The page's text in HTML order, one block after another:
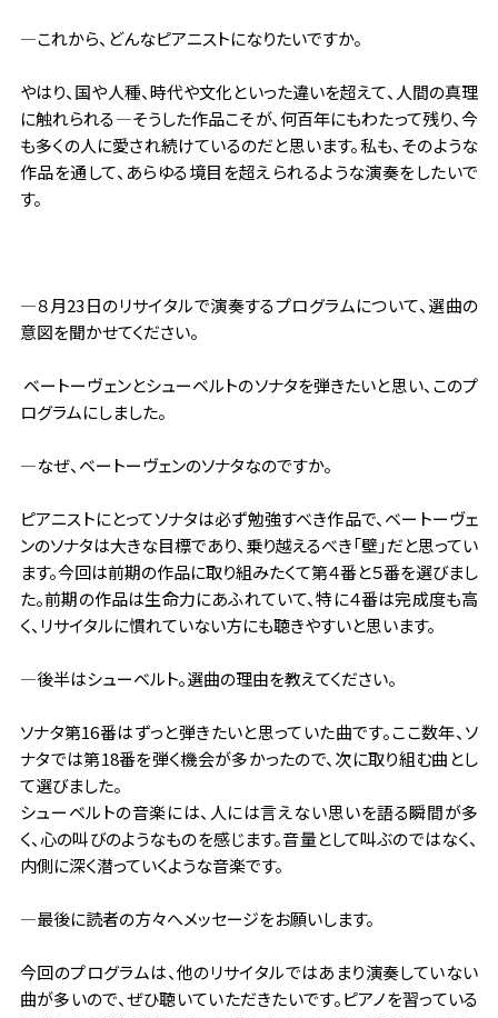
―これから、どんなピアニストになりたいですか。
やはり、国や人種、時代や文化といった違いを超えて、人間の真理
に触れられる―そうした作品こそが、何百年にもわたって残り、今
も多くの人に愛され続けているのだと思います。私も、そのような
作品を通して、あらゆる境目を超えられるような演奏をしたいで
す。
―８月23日のリサイタルで演奏するプログラムについて、選曲の
意図を聞かせてください。
ベートーヴェンとシューベルトのソナタを弾きたいと思い、このプ
ログラムにしました。
―なぜ、ベートーヴェンのソナタなのですか。
ピアニストにとってソナタは必ず勉強すべき作品で、ベートーヴェ
ンのソナタは大きな目標であり、乗り越えるべき「壁」だと思ってい
ます。今回は前期の作品に取り組みたくて第４番と５番を選びまし
た。前期の作品は生命力にあふれていて、特に４番は完成度も高
く、リサイタルに慣れていない方にも聴きやすいと思います。
―後半はシューベルト。選曲の理由を教えてください。
ソナタ第16番はずっと弾きたいと思っていた曲です。ここ数年、ソ
ナタでは第18番を弾く機会が多かったので、次に取り組む曲とし
て選びました。
シューベルトの音楽には、人には言えない思いを語る瞬間が多
く、心の叫びのようなものを感じます。音量として叫ぶのではなく、
内側に深く潜っていくような音楽です。
―最後に読者の方々へメッセージをお願いします。
今回のプログラムは、他のリサイタルではあまり演奏していない
曲が多いので、ぜひ聴いていただきたいです。ピアノを習っている